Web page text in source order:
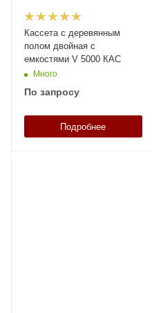
Кассета с деревянным
полом двойная с
емкостями V 5000 КАС
Много
По запросу
Подробнее